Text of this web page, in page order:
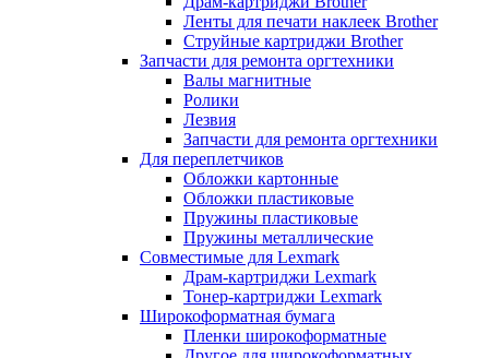
Ленты для печати наклеек Brother
Струйные картриджи Brother
Запчасти для ремонта оргтехники
Валы магнитные
Ролики
Лезвия
Запчасти для ремонта оргтехники
Для переплетчиков
Обложки картонные
Обложки пластиковые
Пружины пластиковые
Пружины металлические
Совместимые для Lexmark
Драм-картриджи Lexmark
Тонер-картриджи Lexmark
Широкоформатная бумага
Пленки широкоформатные